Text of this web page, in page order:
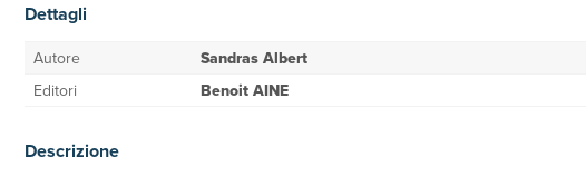
Dettagli
Autore
Sandras Albert
Editori
Benoit AINE
Descrizione